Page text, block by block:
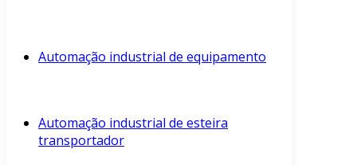
Automação industrial de equipamento
Automação industrial de esteira
transportador